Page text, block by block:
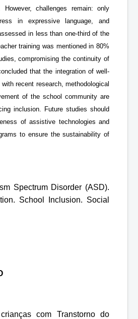
However, challenges remain: only
in expressive language, and
in less than one-third of the
training was mentioned in 80%
compromising the continuity of
that the integration of well-
recent research, methodological
of the school community are
inclusion. Future studies should
of assistive technologies and
to ensure the sustainability of
Spectrum Disorder (ASD).
School Inclusion. Social
com Transtorno do